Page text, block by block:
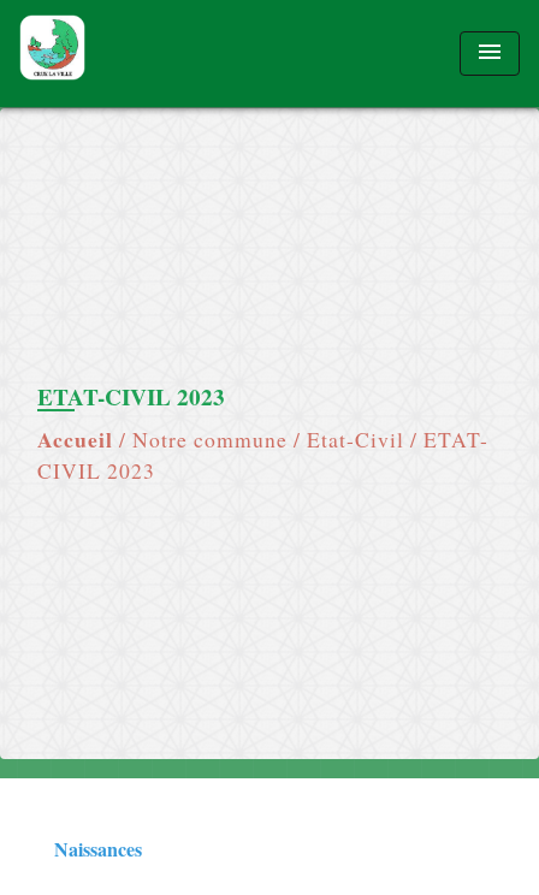
menu
ETAT-CIVIL 2023
Accueil / Notre commune / Etat-Civil / ETAT-
CIVIL 2023
Naissances